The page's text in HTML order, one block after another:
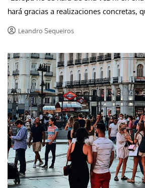
hará gracias a realizaciones concretas,
Leandro Sequeiros